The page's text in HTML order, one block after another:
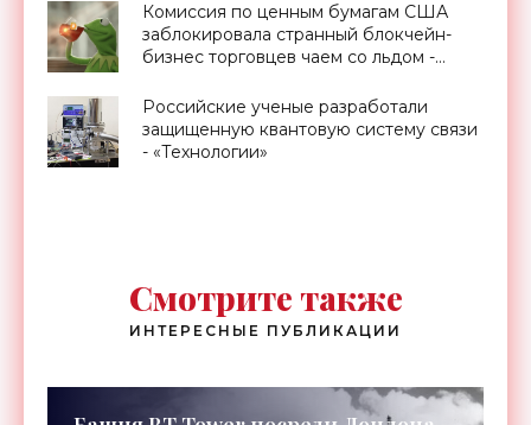
Комиссия по ценным бумагам США
заблокировала странный блокчейн-
бизнес торговцев чаем со льдом -
Российские ученые разработали
защищенную квантовую систему связи
- «Технологии»
Смотрите также
ИНТЕРЕСНЫЕ ПУБЛИКАЦИИ